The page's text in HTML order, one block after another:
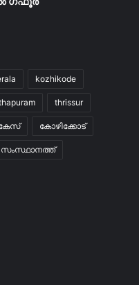
kozhikode
thrissur
കോഴിക്കോട്
സംസ്ഥാനത്ത്